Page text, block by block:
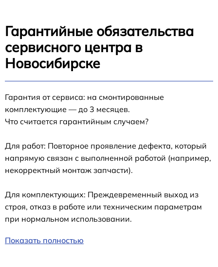
Гарантийные обязательства
сервисного центра в
Новосибирске
Гарантия от сервиса: на смонтированные
комплектующие — до 3 месяцев.
Что считается гарантийным случаем?
Для работ: Повторное проявление дефекта, который
напрямую связан с выполненной работой (например,
некорректный монтаж запчасти).
Для комплектующих: Преждевременный выход из
строя, отказ в работе или техническим параметрам
при нормальном использовании.
Показать полностью